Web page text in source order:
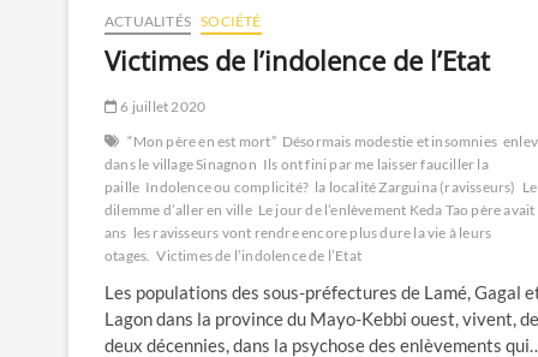
ACTUALITÉS SOCIÉTÉ
Victimes de l’indolence de l’Etat
6 juillet 2020
“Mon père en est mort” Désormais modestie et insomnies
dans le village Sinagnon Ils ont fini par me laisser fauciller la
paille Indolence ou complicité? la localité Zarguina (ravisseurs) Le
dilemme d’aller en ville Le jour de l’enlèvement Keda Tao père
ans les ravisseurs vont rendre encore plus dure la vie à leurs
otages. Victimes de l’indolence de l’Etat
Les populations des sous-préfectures de Lamé, Gagal
Lagon dans la province du Mayo-Kebbi ouest, vivent,
deux décennies, dans la psychose des enlèvements